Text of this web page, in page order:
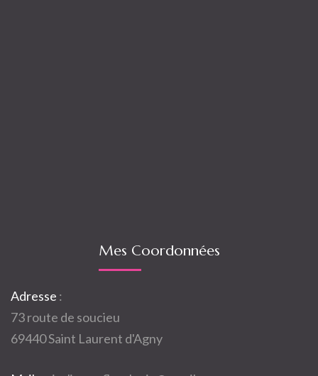
Mes Coordonnées
Adresse :
73 route de soucieu
69440 Saint Laurent d'Agny